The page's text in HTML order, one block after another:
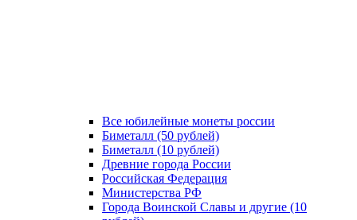
Все юбилейные монеты россии
Биметалл (50 рублей)
Биметалл (10 рублей)
Древние города России
Российская Федерация
Министерства РФ
Города Воинской Славы и другие (10